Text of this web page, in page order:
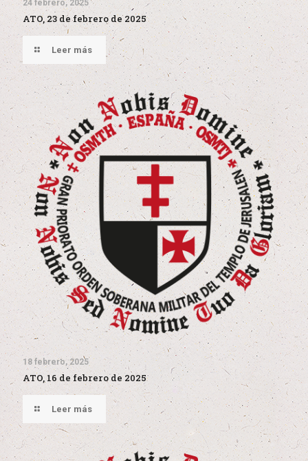
24 febrero, 2025
ATO, 23 de febrero de 2025
Leer más
18 febrero, 2025
ATO, 16 de febrero de 2025
Leer más